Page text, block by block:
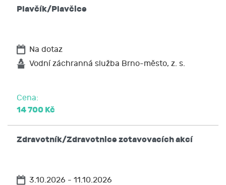
Plavčík/Plavčice
Na dotaz
Vodní záchranná služba Brno-město, z. s.
Cena:
14 700 Kč
Zdravotník/Zdravotnice zotavovacích akcí
3.10.2026 - 11.10.2026